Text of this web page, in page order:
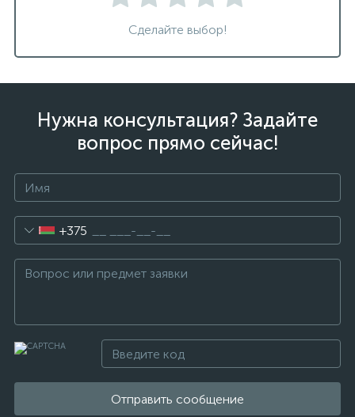
Сделайте выбор!
Нужна консультация? Задайте
вопрос прямо сейчас!
+375
Отправить сообщение